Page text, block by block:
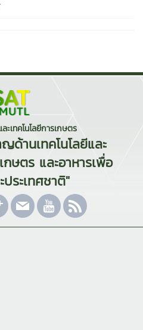
เทคโนโลยีการเกษตร
านเทคโนโลยีและ
ษตร และอาหารเพื่อ
ระเทศชาติ"